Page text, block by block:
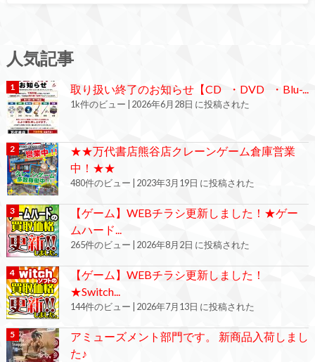
人気記事
取り扱い終了のお知らせ【CD ・DVD ・Blu-...
1k件のビュー 2026年6月28日 に投稿された
★★万代書店熊谷店クレーンゲーム倉庫営業
中！★★
480件のビュー 2023年3月19日 に投稿された
【ゲーム】WEBチラシ更新しました！★ゲー
ムハード...
265件のビュー 2026年8月2日 に投稿された
【ゲーム】WEBチラシ更新しました！
★Switch...
144件のビュー 2026年7月13日 に投稿された
アミューズメント部門です。 新商品入荷しまし
た♪